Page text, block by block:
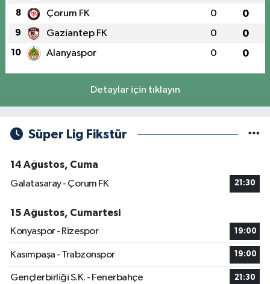
8 Çorum FK 0 0
9 Gaziantep FK 0 0
10 Alanyaspor 0 0
Detaylar için tıklayın
Süper Lig Fikstür
14 Ağustos, Cuma
Galatasaray - Çorum FK
21:30
15 Ağustos, Cumartesi
Konyaspor - Rizespor
19:00
Kasımpaşa - Trabzonspor 19:00
Gençlerbirliği S.K. - Fenerbahçe 21:30